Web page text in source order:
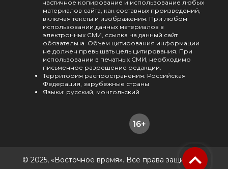
частичное копирование и использование любых
материалов сайта, как составных произведений,
включая тексты и изображения. При любом
использовании данных материалов в
электронных СМИ, ссылка на данный сайт
обязательна. Объем цитирования информации
не должен превышать цель цитирования. При
использовании в печатных СМИ, необходимо
письменное разрешение редакции.
Территория распространения: Российская
Федерация, зарубежные страны
Языки: русский, монгольский
© 2025, «Восточное время». Все права защищены.